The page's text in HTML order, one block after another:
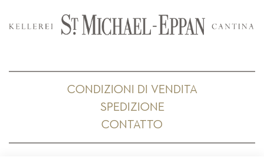
CONDIZIONI DI VENDITA
SPEDIZIONE
CONTATTO